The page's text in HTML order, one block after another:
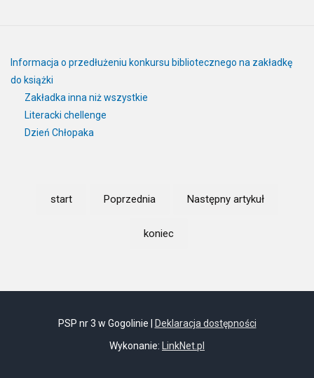
Informacja o przedłużeniu konkursu bibliotecznego na zakładkę
do książki
Zakładka inna niż wszystkie
Literacki chellenge
Dzień Chłopaka
start Poprzednia Następny artykuł
koniec
PSP nr 3 w Gogolinie |
Deklaracja dostępności
Wykonanie:
LinkNet.pl